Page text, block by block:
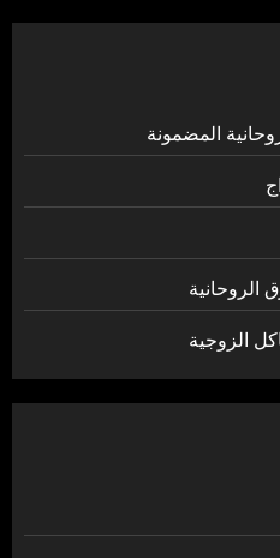
المضمونة
الروحانية
الزوجية